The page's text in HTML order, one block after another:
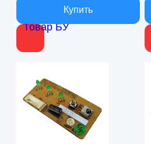
Товар БУ